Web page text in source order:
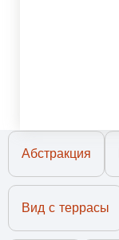
Абстракция
Вид с террасы